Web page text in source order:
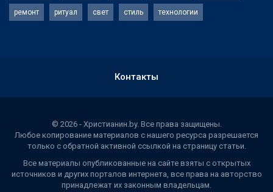
ремонт ритуал свет стиль технологии
Контакты
© 2026 - Христианин.by. Все права защищены.
Любое копирование материалов с нашего ресурса разрешается
только с обратной активной ссылкой на страницу статьи.
Все материалы опубликованные на сайте взяты с открытых
источников и других порталов интернета, все права на авторство
принадлежат их законным владельцам.